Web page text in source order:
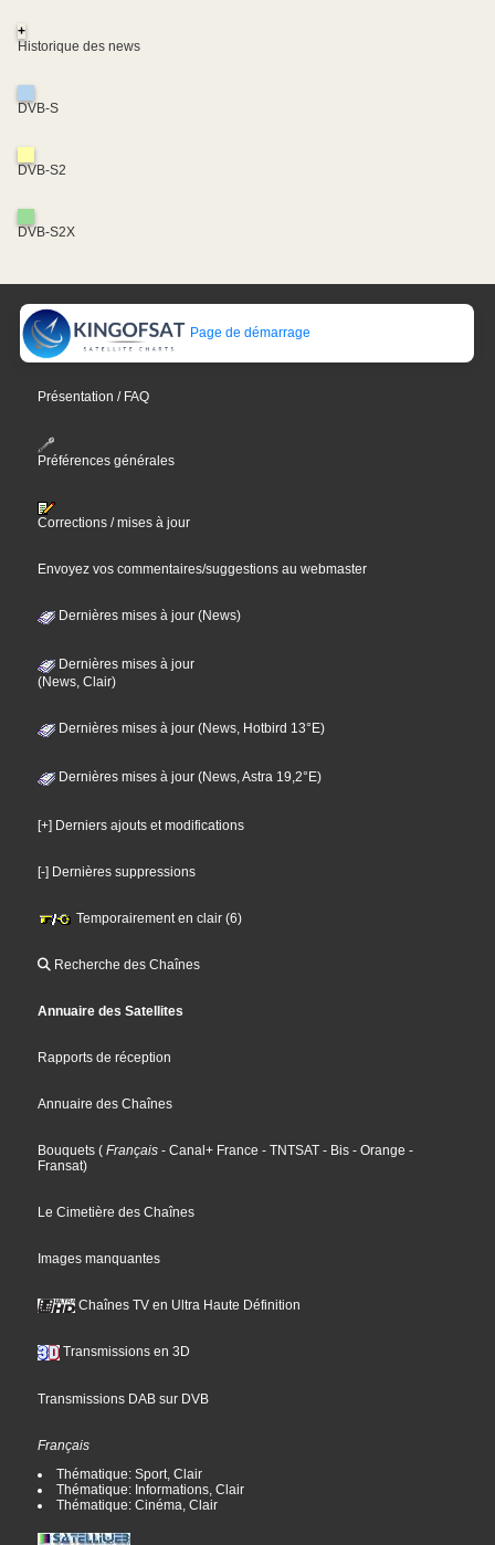
+
Historique des news
DVB-S
DVB-S2
DVB-S2X
Page de démarrage
Présentation / FAQ
Préférences générales
Corrections / mises à jour
Envoyez vos commentaires/suggestions au webmaster
Dernières mises à jour (News)
Dernières mises à jour
(News, Clair)
Dernières mises à jour (News, Hotbird 13°E)
Dernières mises à jour (News, Astra 19,2°E)
[+] Derniers ajouts et modifications
[-] Dernières suppressions
Temporairement en clair (6)
Recherche des Chaînes
Annuaire des Satellites
Rapports de réception
Annuaire des Chaînes
Bouquets ( Français - Canal+ France - TNTSAT - Bis - Orange -
Fransat)
Le Cimetière des Chaînes
Images manquantes
Chaînes TV en Ultra Haute Définition
Transmissions en 3D
Transmissions DAB sur DVB
Français
Thématique: Sport, Clair
Thématique: Informations, Clair
Thématique: Cinéma, Clair